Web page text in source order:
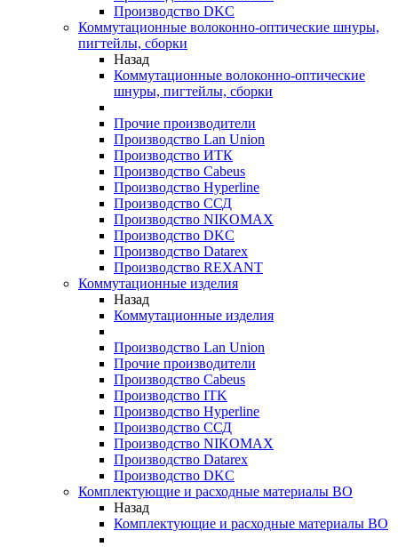
Производство DKC
Коммутационные волоконно-оптические шнуры,
пигтейлы, сборки
Назад
Коммутационные волоконно-оптические
шнуры, пигтейлы, сборки
Прочие производители
Производство Lan Union
Производство ИТК
Производство Cabeus
Производство Hyperline
Производство ССД
Производство NIKOMAX
Производство DKC
Производство Datarex
Производство REXANT
Коммутационные изделия
Назад
Коммутационные изделия
Производство Lan Union
Прочие производители
Производство Cabeus
Производство ITK
Производство Hyperline
Производство ССД
Производство NIKOMAX
Производство Datarex
Производство DKC
Комплектующие и расходные материалы ВО
Назад
Комплектующие и расходные материалы ВО